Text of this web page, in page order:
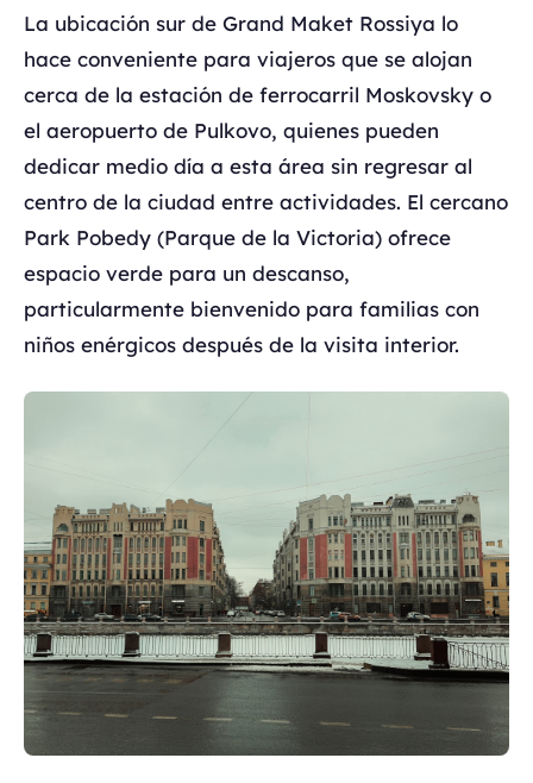
La ubicación sur de Grand Maket Rossiya lo
hace conveniente para viajeros que se alojan
cerca de la estación de ferrocarril Moskovsky o
el aeropuerto de Pulkovo, quienes pueden
dedicar medio día a esta área sin regresar al
centro de la ciudad entre actividades. El cercano
Park Pobedy (Parque de la Victoria) ofrece
espacio verde para un descanso,
particularmente bienvenido para familias con
niños enérgicos después de la visita interior.